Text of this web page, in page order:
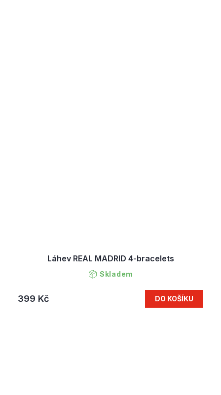
Láhev REAL MADRID 4-bracelets
Skladem
399 Kč DO KOŠÍKU